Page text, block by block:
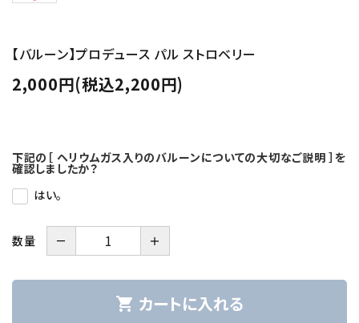
【バルーン】プロデュース パル ストロベリー
2,000円(税込2,200円)
下記の［ ヘリウムガス入りのバルーンについての大切なご説明 ］を
確認しましたか？
はい。
数量 － ＋
shopping_cart カートに入れる